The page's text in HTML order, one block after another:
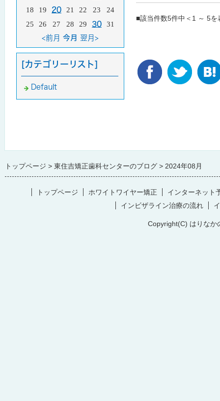
■該当件数5件中＜1 ～ 5を
18
19 20 21 22 23
24
25
26 27 28 29 30 31
<前月 今月 翌月>
[カテゴリーリスト]
Default
トップページ 東住吉矯正歯科センターのブログ 2024年08月
トップページ ホワイトワイヤー矯正
インターネット
インビザライン治療の流れ
Copyright(C) はりなか